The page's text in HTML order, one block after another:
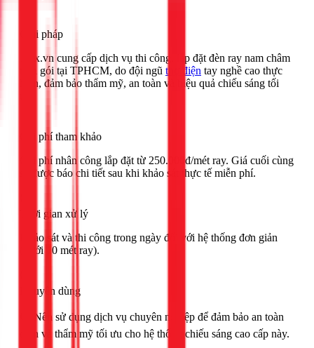
Giải pháp
1Fix.vn cung cấp dịch vụ thi công, lắp đặt đèn ray nam châm
trọn gói tại TPHCM, do đội ngũ thợ điện tay nghề cao thực
hiện, đảm bảo thẩm mỹ, an toàn và hiệu quả chiếu sáng tối
Chi phí tham khảo
Chi phí nhân công lắp đặt từ 250.000đ/mét ray. Giá cuối cùng
sẽ được báo chi tiết sau khi khảo sát thực tế miễn phí.
Thời gian xử lý
Khảo sát và thi công trong ngày đối với hệ thống đơn giản
(dưới 10 mét ray).
Khuyên dùng
🟢 Nên sử dụng dịch vụ chuyên nghiệp để đảm bảo an toàn
điện và thẩm mỹ tối ưu cho hệ thống chiếu sáng cao cấp này.